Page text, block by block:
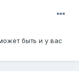
быть и у вас